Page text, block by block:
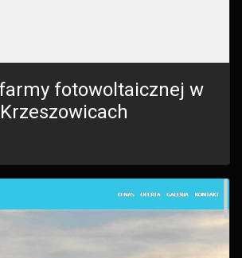
fotowoltaicznej w
Krzeszowicach